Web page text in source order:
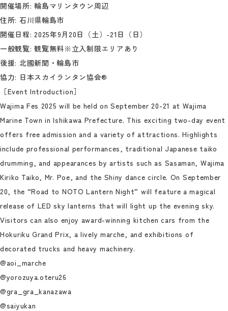
開催場所: 輪島マリンタウン周辺
住所: 石川県輪島市
開催日程: 2025年9月20日（土）-21日（日）
一般観覧: 観覧無料※立入制限エリアあり
後援: 北國新聞・輪島市
協力: 日本スカイランタン協会®
［Event Introduction］
Wajima Fes 2025 will be held on September 20-21 at Wajima
Marine Town in Ishikawa Prefecture. This exciting two-day event
offers free admission and a variety of attractions. Highlights
include professional performances, traditional Japanese taiko
drumming, and appearances by artists such as Sasaman, Wajima
Kiriko Taiko, Mr. Poe, and the Shiny dance circle. On September
20, the “Road to NOTO Lantern Night” will feature a magical
release of LED sky lanterns that will light up the evening sky.
Visitors can also enjoy award-winning kitchen cars from the
Hokuriku Grand Prix, a lively marche, and exhibitions of
decorated trucks and heavy machinery.
@aoi_marche
@yorozuya.oteru26
@gra_gra_kanazawa
@saiyukan